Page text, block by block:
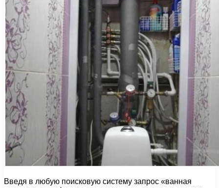
Введя в любую поисковую систему запрос «ванная